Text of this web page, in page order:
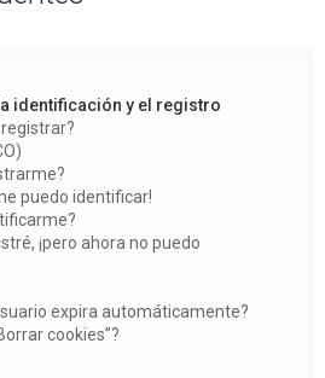
identificación y el registro
puedo identificar!
¡pero ahora no puedo
expira automáticamente?
cookies”?